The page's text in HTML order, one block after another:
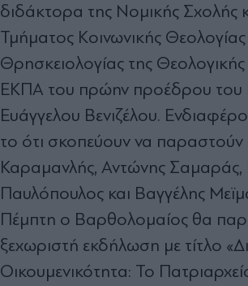
διδάκτορα της Νομικής Σχολής
Τμήματος Κοινωνικής Θεολογίας
Θρησκειολογίας της
ΕΚΠΑ του πρώην προέδρου
Ευάγγελου Βενιζέλου.
το ότι σκοπεύουν να
Καραμανλής, Αντώνης
Παυλόπουλος και Βαγγέλης
Πέμπτη ο Βαρθολομαίος θα
ξεχωριστή εκδήλωση με τίτλο
Οικουμενικότητα: Το